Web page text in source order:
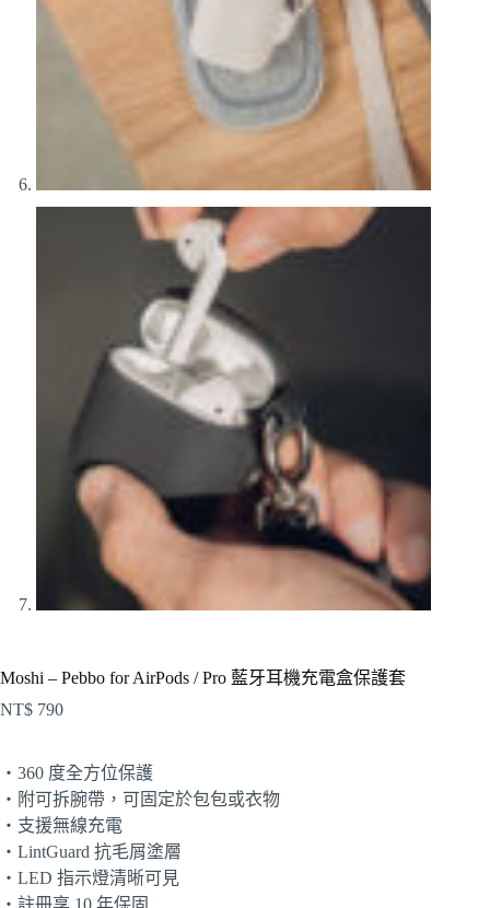
Moshi – Pebbo for AirPods / Pro 藍牙耳機充電盒保護套
NT$ 790
・360 度全方位保護
・附可拆腕帶，可固定於包包或衣物
・支援無線充電
・LintGuard 抗毛屑塗層
・LED 指示燈清晰可見
・註冊享 10 年保固